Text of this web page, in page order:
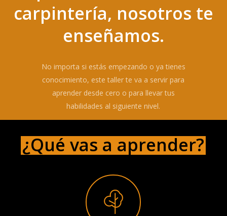
carpintería, nosotros te
enseñamos.
No importa si estás empezando o ya tienes
conocimiento, este taller te va a servir para
aprender desde cero o para llevar tus
habilidades al siguiente nivel.
¿Qué vas a aprender?